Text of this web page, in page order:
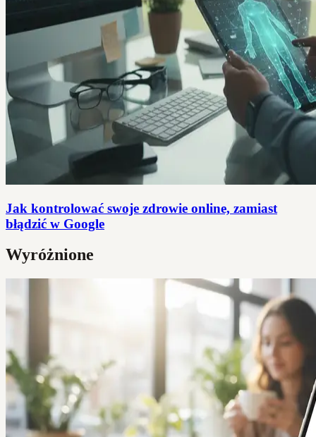
Jak kontrolować swoje zdrowie online, zamiast
błądzić w Google
Wyróżnione